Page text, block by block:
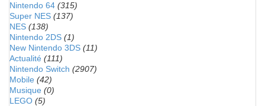
Nintendo 64 (315)
Super NES (137)
NES (138)
Nintendo 2DS (1)
New Nintendo 3DS (11)
Actualité (111)
Nintendo Switch (2907)
Mobile (42)
Musique (0)
LEGO (5)